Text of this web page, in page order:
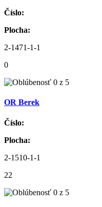
Číslo:
Plocha:
2-1471-1-1
0
OR Berek
Číslo:
Plocha:
2-1510-1-1
22